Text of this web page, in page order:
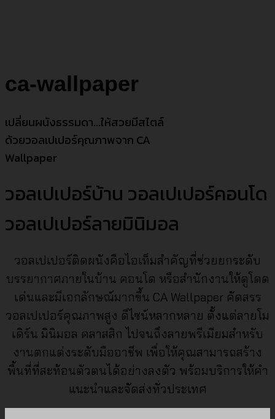
ca-wallpaper
เปลี่ยนผนังธรรมดา…ให้สวยมีสไตล์
ด้วยวอลเปเปอร์คุณภาพจาก CA
Wallpaper
วอลเปเปอร์บ้าน วอลเปเปอร์คอนโด
วอลเปเปอร์ลายมินิมอล
วอลเปเปอร์ติดผนังคือไอเท็มสำคัญที่ช่วยยกระดับ
บรรยากาศภายในบ้าน คอนโด หรือสำนักงานให้ดูโดด
เด่นและมีเอกลักษณ์มากขึ้น CA Wallpaper คัดสรร
วอลเปเปอร์คุณภาพสูง ดีไซน์หลากหลาย ตั้งแต่ลายโม
เดิร์น มินิมอล คลาสสิก ไปจนถึงลายพรีเมียมสำหรับ
งานตกแต่งระดับมืออาชีพ เพื่อให้คุณสามารถสร้าง
พื้นที่ที่สะท้อนตัวตนได้อย่างลงตัว พร้อมบริการให้คำ
แนะนำและจัดส่งทั่วประเทศ